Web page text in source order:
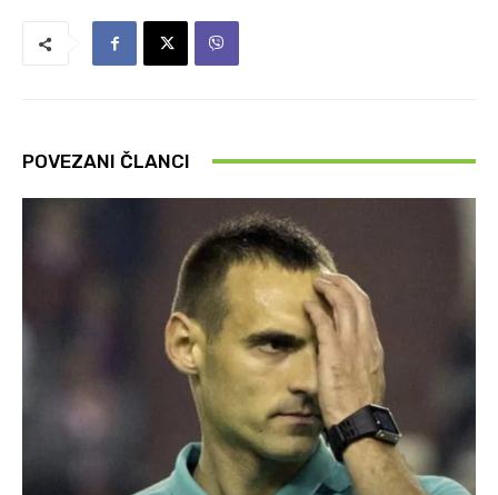
POVEZANI ČLANCI